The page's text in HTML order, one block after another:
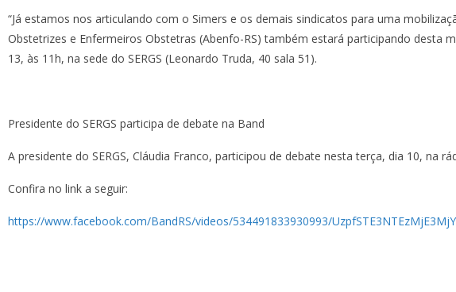
“Já estamos nos articulando com o Simers e os demais sindicatos para uma
Obstetrizes e Enfermeiros Obstetras (Abenfo-RS) também estará participando desta
13, às 11h, na sede do SERGS (Leonardo Truda, 40 sala 51).
Presidente do SERGS participa de debate na Band
A presidente do SERGS, Cláudia Franco, participou de debate nesta terça, dia 10,
Confira no link a seguir:
https://www.facebook.com/BandRS/videos/534491833930993/